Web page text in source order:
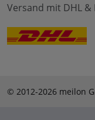
Versand mit DHL &
© 2012-2026 meilon